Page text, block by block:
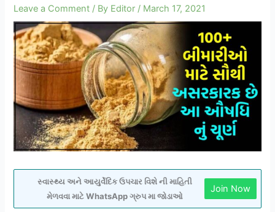
Leave a Comment / By Editor / March 17, 2021
સ્વાસ્થ્ય અને આયુર્વેદિક ઉપચાર વિશે ની માહિતી
મેળવવા માટે WhatsApp ગ્રુપ મા જોડાઓ
Join Now